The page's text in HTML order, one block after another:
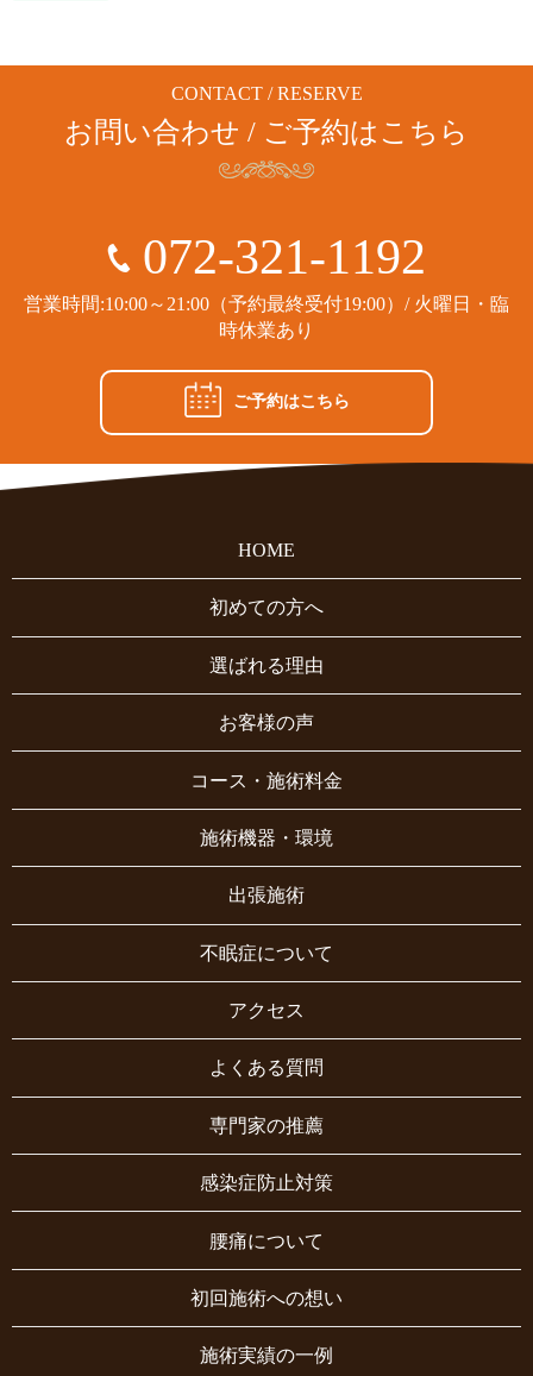
CONTACT / RESERVE
お問い合わせ / ご予約はこちら
072-321-1192
営業時間:10:00～21:00（予約最終受付19:00）/ 火曜日・臨
時休業あり
ご予約はこちら
HOME
初めての方へ
選ばれる理由
お客様の声
コース・施術料金
施術機器・環境
出張施術
不眠症について
アクセス
よくある質問
専門家の推薦
感染症防止対策
腰痛について
初回施術への想い
施術実績の一例